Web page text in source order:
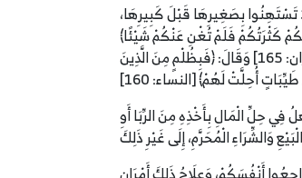
تَسْتَهِنُوا بِصَغِيرِهَا قَبْلَ كَبِيرِهَا،
[المائدة: 49] وَقَالَ تَعَالَى: ﴿وَيَوْمَ حُنَيْنٍ إِذْ أَعْجَبَتْكُمْ كَثْرَتُكُمْ فَلَمْ تُغْنِ عَنْكُمْ شَيْئًا﴾
[التوبة: 25] وَقَالَ سُبْحَانَهُ: ﴿أَوَلَمَّا أَصَابَتْكُمْ مُصِيبَةٌ قَدْ أَصَبْتُمْ مِثْلَيْهَا قُلْتُمْ أَنَّى هَذَا قُلْ هُوَ مِنْ عِنْدِ أَنْفُسِكُمْ إِنَّ اللَّهَ عَلَى كُلِّ شَيْءٍ قَدِيرٌ﴾ [آل عمران: 165] وَقَالَ: ﴿فَبِظُلْمٍ مِنَ الَّذِينَ
فِي حِلِّ الْمَالِ بِأَخْذِهِ مِنَ الرِّبَا أَوِ